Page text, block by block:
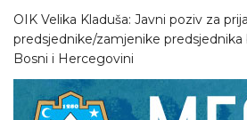
OIK Velika Kladuša: Javni poziv za
predsjednike/zamjenike predsjednika
Bosni i Hercegovini